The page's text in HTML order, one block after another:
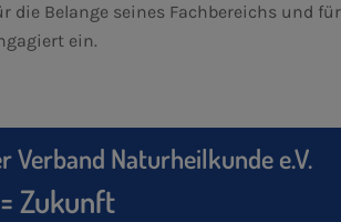
Belange seines Fachbereichs und
ein.
Naturheilkunde e.V.
Zukunft